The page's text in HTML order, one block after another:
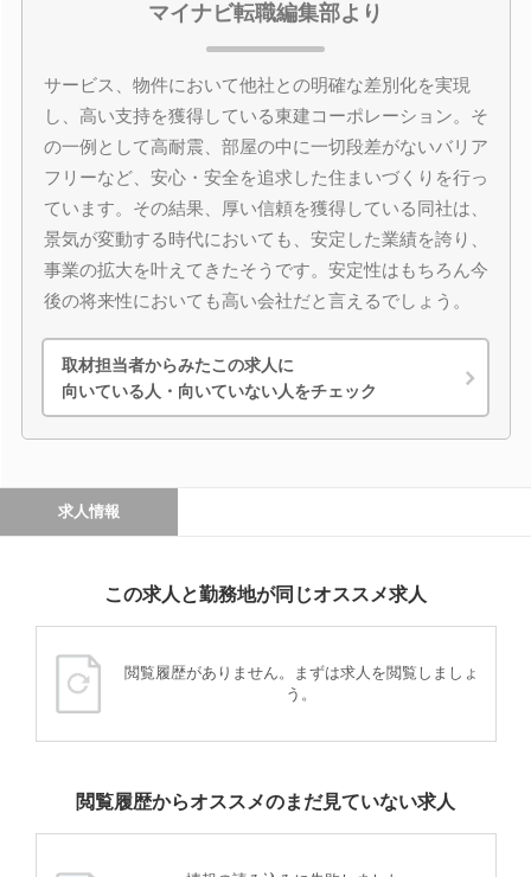
マイナビ転職編集部より
サービス、物件において他社との明確な差別化を実現
し、高い支持を獲得している東建コーポレーション。そ
の一例として高耐震、部屋の中に一切段差がないバリア
フリーなど、安心・安全を追求した住まいづくりを行っ
ています。その結果、厚い信頼を獲得している同社は、
景気が変動する時代においても、安定した業績を誇り、
事業の拡大を叶えてきたそうです。安定性はもちろん今
後の将来性においても高い会社だと言えるでしょう。
取材担当者からみたこの求人に
向いている人・向いていない人をチェック
求人情報
この求人と勤務地が同じオススメ求人
閲覧履歴がありません。まずは求人を閲覧しましょ
う。
閲覧履歴からオススメのまだ見ていない求人